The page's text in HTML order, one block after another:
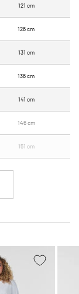
121 cm
126 cm
131 cm
136 cm
141 cm
146 cm
151 cm